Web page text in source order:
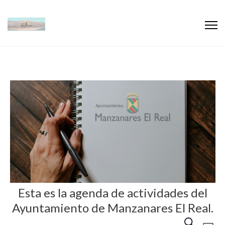
Esta es la agenda de actividades del
Ayuntamiento de Manzanares El Real.
B